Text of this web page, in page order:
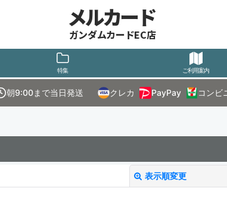
メルカード
ガンダムカードEC店
特集 ご利用案内
朝9:00まで当日発送 クレカ PayPay コンビ
表示順変更